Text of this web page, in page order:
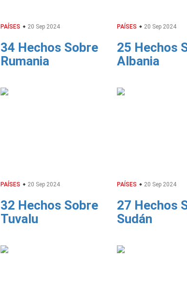
PAÍSES 20 Sep 2024
34 Hechos Sobre
Rumania
PAÍSES 20 Sep 2024
25 Hechos
Albania
PAÍSES 20 Sep 2024
32 Hechos Sobre
Tuvalu
PAÍSES 20 Sep 2024
27 Hechos
Sudán